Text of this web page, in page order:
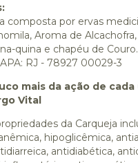
composta por ervas
Aroma de Alcachofra,
quina e chapéu de
RJ - 78927 00029-3
mais da ação de cada
Vital
da Carqueja
hipoglicêmica,
antidiabética,